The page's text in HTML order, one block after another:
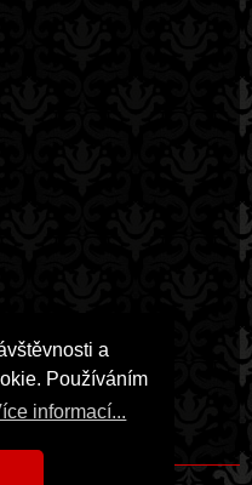
a
Používáním
informací...